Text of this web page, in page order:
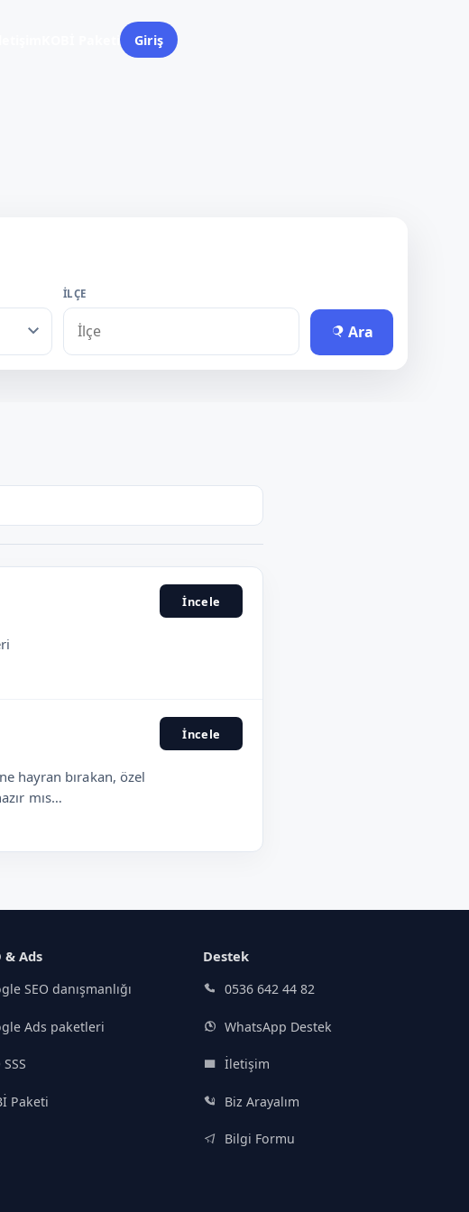
KOBİ Paketi Giriş
İLÇE
Ara
İncele
hayran bırakan, özel
mıs…
İncele
& Ads
SEO danışmanlığı
Ads paketleri
Paketi
Destek
0536 642 44 82
WhatsApp Destek
İletişim
Biz Arayalım
Bilgi Formu